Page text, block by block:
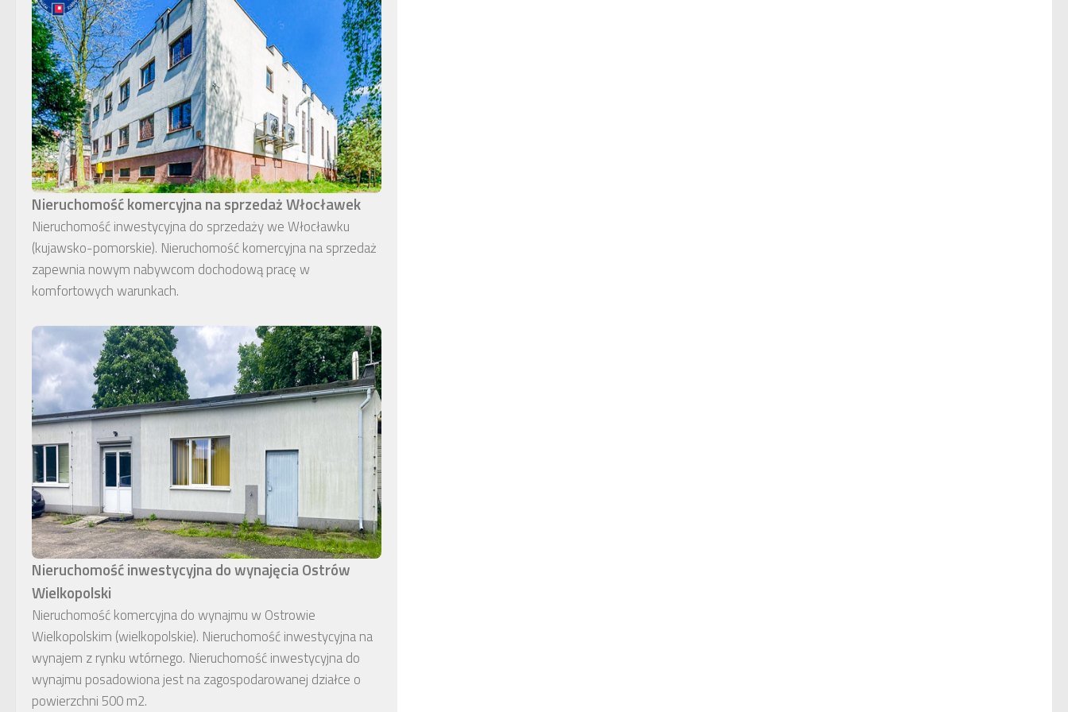
Nieruchomość komercyjna na sprzedaż Włocławek
Nieruchomość inwestycyjna do sprzedaży we Włocławku
(kujawsko-pomorskie). Nieruchomość komercyjna na sprzedaż
zapewnia nowym nabywcom dochodową pracę w
komfortowych warunkach.
Nieruchomość inwestycyjna do wynajęcia Ostrów
Wielkopolski
Nieruchomość komercyjna do wynajmu w Ostrowie
Wielkopolskim (wielkopolskie). Nieruchomość inwestycyjna na
wynajem z rynku wtórnego. Nieruchomość inwestycyjna do
wynajmu posadowiona jest na zagospodarowanej działce o
powierzchni 500 m2.